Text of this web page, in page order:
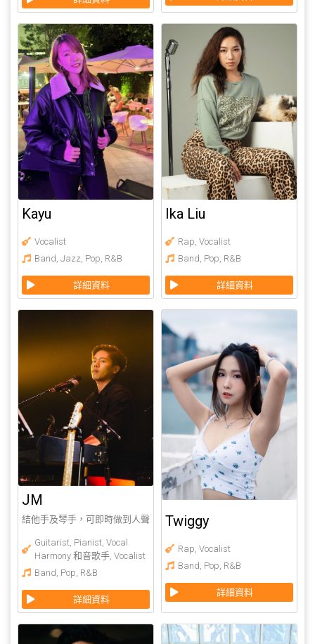
Kayu
Vocalist
Band, Jazz, Pop, R&B
詳細資料
Ika Liu
Rap, Vocalist
Band, Pop, R&B
詳細資料
JM
結他手及琴手，可即時做到人聲
所、美麗華商場、中環美利酒店
等場地演出。
Guitarist, Pianist, Vocal
Harmony 和音歌手, Vocalist
Band, Pop, R&B
詳細資料
Twiggy
Rap, Vocalist
Band, Pop, R&B
詳細資料